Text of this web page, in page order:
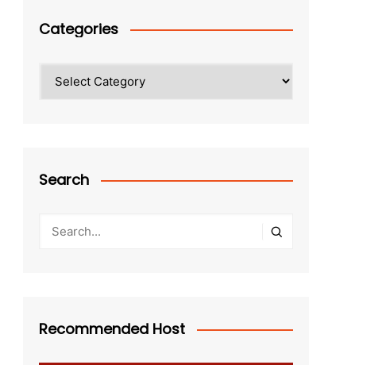
Categories
Search
Recommended Host